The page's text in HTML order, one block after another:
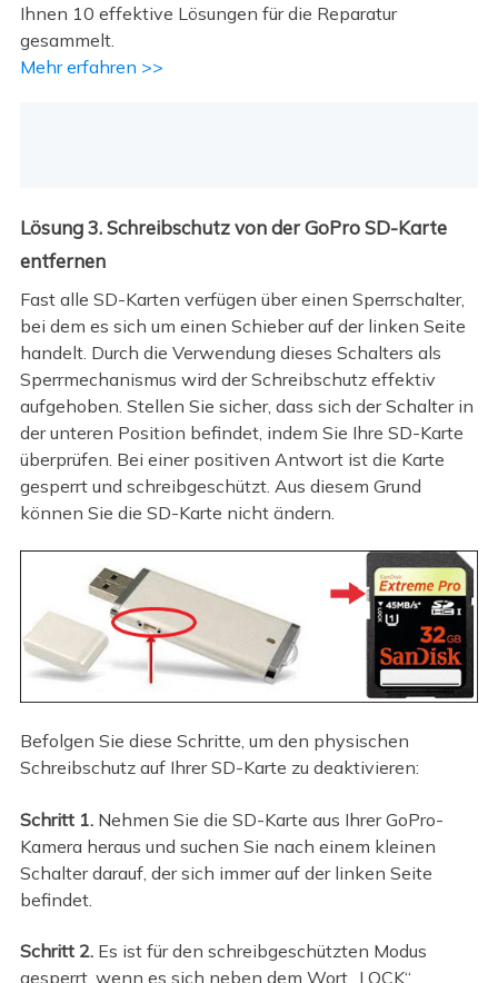
Ihnen 10 effektive Lösungen für die Reparatur
gesammelt.
Mehr erfahren >>
Lösung 3. Schreibschutz von der GoPro SD-Karte
entfernen
Fast alle SD-Karten verfügen über einen Sperrschalter,
bei dem es sich um einen Schieber auf der linken Seite
handelt. Durch die Verwendung dieses Schalters als
Sperrmechanismus wird der Schreibschutz effektiv
aufgehoben. Stellen Sie sicher, dass sich der Schalter in
der unteren Position befindet, indem Sie Ihre SD-Karte
überprüfen. Bei einer positiven Antwort ist die Karte
gesperrt und schreibgeschützt. Aus diesem Grund
können Sie die SD-Karte nicht ändern.
Befolgen Sie diese Schritte, um den physischen
Schreibschutz auf Ihrer SD-Karte zu deaktivieren:
Schritt 1.Nehmen Sie die SD-Karte aus Ihrer GoPro-
Kamera heraus und suchen Sie nach einem kleinen
Schalter darauf, der sich immer auf der linken Seite
befindet.
Schritt 2.Es ist für den schreibgeschützten Modus
gesperrt, wenn es sich neben dem Wort „LOCK“